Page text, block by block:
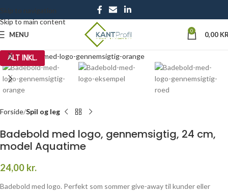
Skip to navigation
Skip to main content
MENU 0 0,00
ALT INKL.
Forside Spil og leg
Badebold med logo, gennemsigtig, 24 cm,
model Aquatime
24,00 kr.
Badebold med logo. Perfekt som sommer give-away til kunder eller